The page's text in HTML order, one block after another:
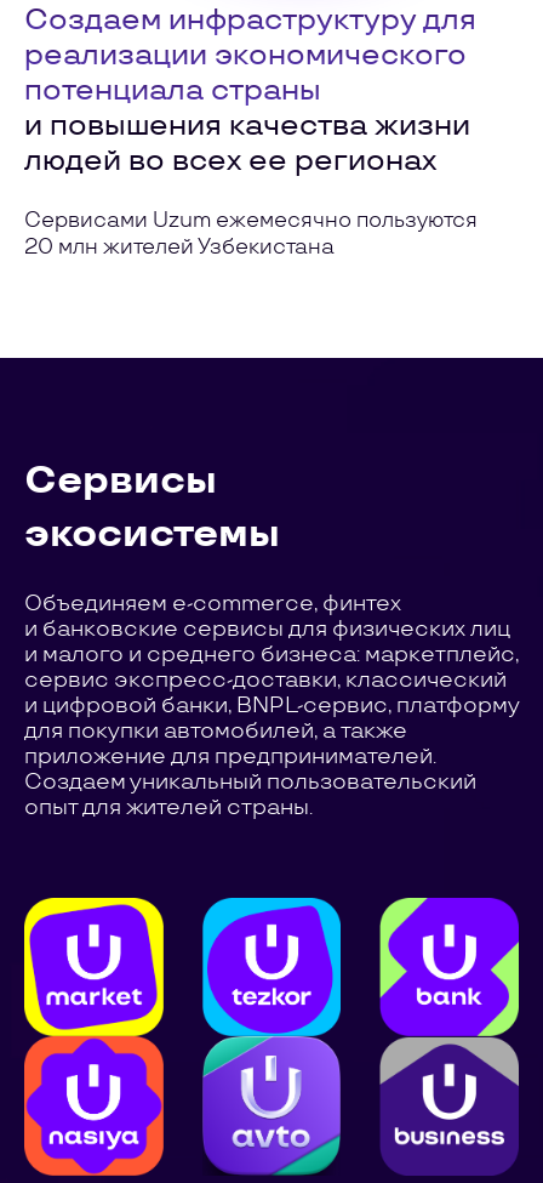
Создаем инфраструктуру для
реализации экономического
потенциала страны
и повышения качества жизни
людей во всех ее регионах
Сервисами Uzum ежемесячно пользуются
20 млн жителей Узбекистана
Сервисы
экосистемы
Объединяем e-commerce, финтех
и банковские сервисы для физических лиц
и малого и среднего бизнеса: маркетплейс,
сервис экспресс-доставки, классический
и цифровой банки, BNPL-сервис, платформу
для покупки автомобилей, а также
приложение для предпринимателей.
Создаем уникальный пользовательский
опыт для жителей страны.